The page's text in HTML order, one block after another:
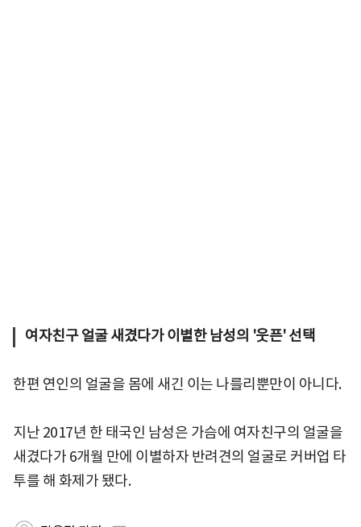
여자친구 얼굴 새겼다가 이별한 남성의 '웃픈' 선택
한편 연인의 얼굴을 몸에 새긴 이는 나를리뿐만이 아니다.
지난 2017년 한 태국인 남성은 가슴에 여자친구의 얼굴을
새겼다가 6개월 만에 이별하자 반려견의 얼굴로 커버업 타
투를 해 화제가 됐다.